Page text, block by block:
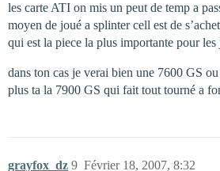
les carte ATI on mis un peut de temp a
moyen de joué a splinter cell est de
qui est la piece la plus importante pour les
dans ton cas je verai bien une 7600 GS
plus ta la 7900 GS qui fait tout tourné a
grayfox_dz Février 18, 2007, 8:32
9